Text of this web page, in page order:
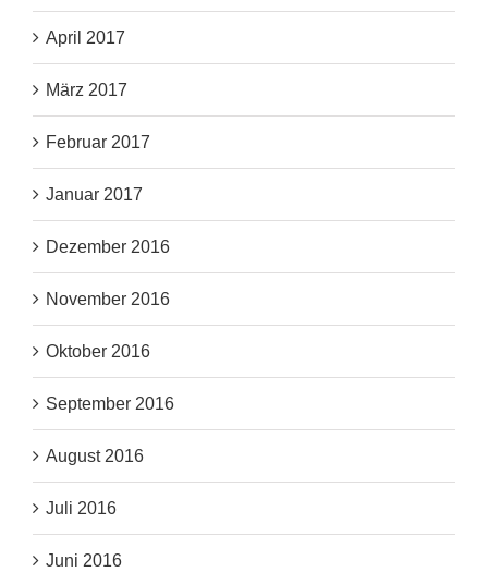
April 2017
März 2017
Februar 2017
Januar 2017
Dezember 2016
November 2016
Oktober 2016
September 2016
August 2016
Juli 2016
Juni 2016